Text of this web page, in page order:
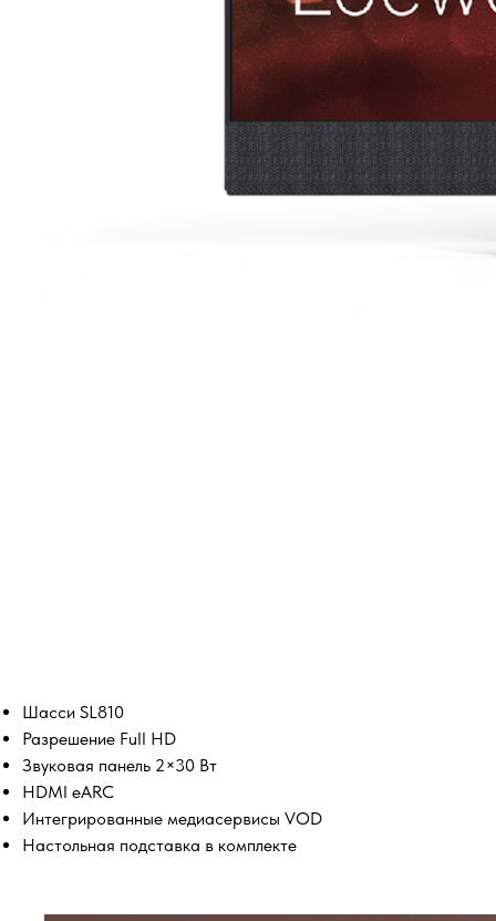
Шасси SL810
Разрешение Full HD
Звуковая панель 2×30 Вт
HDMI eARC
Интегрированные медиасервисы VOD
Настольная подставка в комплекте